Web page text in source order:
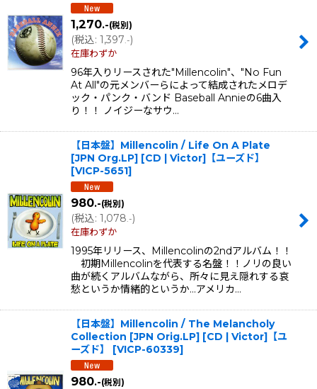
1,270.-(税別)
(税込: 1,397.-)
在庫わずか
96年入りリースされた"Millencolin"、"No Fun
At All"の元メンバーらによって結成されたメロデ
ック・パンク・バンド Baseball Annieの6曲入
り！！ ノイジーなサウ…
【日本盤】Millencolin / Life On A Plate
[JPN Org.LP] [CD | Victor]【ユーズド】
[VICP-5651]
980.-(税別)
(税込: 1,078 .-)
在庫わずか
1995年リリース、Millencolinの2ndアルバム！！
初期Millencolinを代表する名盤！！ノリの良い
曲が続くアルバムながら、所々に見え隠れする哀
愁というか情緒的というか…アメリカ…
【日本盤】Millencolin / The Melancholy
Collection [JPN Orig.LP] [CD | Victor]【ユ
ーズド】
[VICP-60339]
980.-(税別)